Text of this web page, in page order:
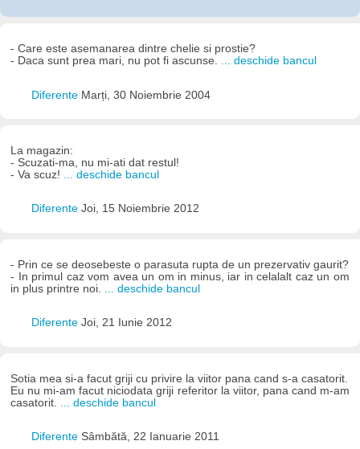
- Care este asemanarea dintre chelie si prostie?
- Daca sunt prea mari, nu pot fi ascunse. ... deschide bancul
Diferente Marți, 30 Noiembrie 2004
La magazin:
- Scuzati-ma, nu mi-ati dat restul!
- Va scuz! ... deschide bancul
Diferente Joi, 15 Noiembrie 2012
- Prin ce se deosebeste o parasuta rupta de un prezervativ gaurit?
- In primul caz vom avea un om in minus, iar in celalalt caz un om
in plus printre noi.
... deschide bancul
Diferente Joi, 21 Iunie 2012
Sotia mea si-a facut griji cu privire la viitor pana cand s-a casatorit.
Eu nu mi-am facut niciodata griji referitor la viitor, pana cand m-am
casatorit.
... deschide bancul
Diferente Sâmbătă, 22 Ianuarie 2011